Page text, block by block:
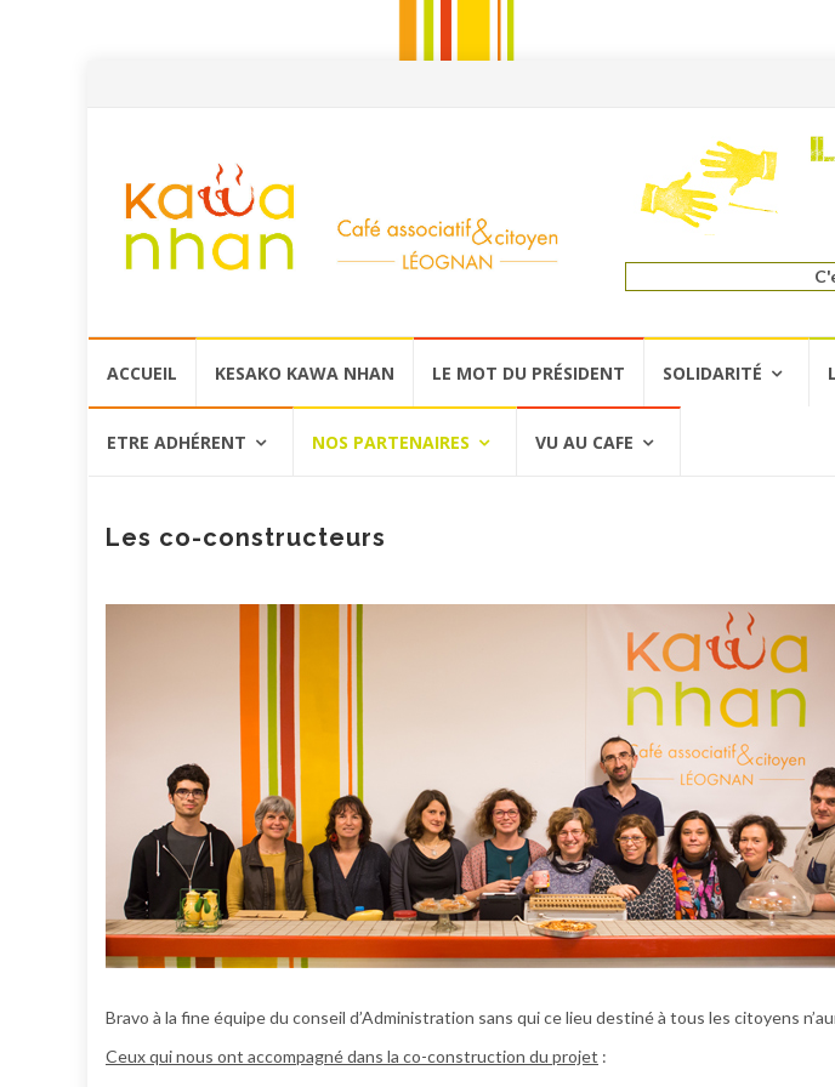
contenu
ACCUEIL KESAKO KAWA NHAN LE MOT DU PRÉSIDENT SOLIDARITÉ
ETRE ADHÉRENT NOS PARTENAIRES VU AU CAFE
Les co-constructeurs
Bravo à la fine équipe du conseil d’Administration sans qui ce lieu destiné à tous les citoyens
Ceux qui nous ont accompagné dans la co-construction du projet :